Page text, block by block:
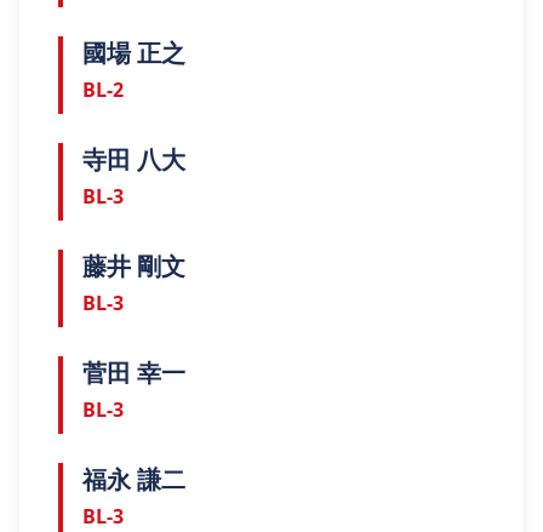
國場 正之
BL-2
寺田 八大
BL-3
藤井 剛文
BL-3
菅田 幸一
BL-3
福永 謙二
BL-3